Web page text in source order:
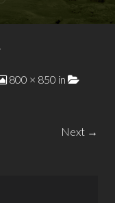
800 × 850 in
Next →